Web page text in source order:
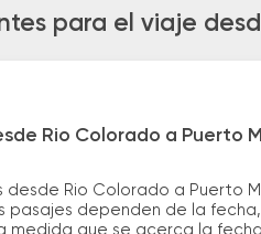
para el viaje
Rio Colorado a Puerto
desde Rio Colorado a Puerto
pasajes dependen de la
medida que se acerca la